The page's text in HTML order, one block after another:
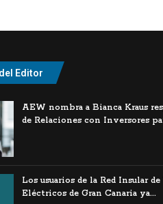
Editor
AEW nombra a Bianca Kraus
de Relaciones con Inversores
Los usuarios de la Red Insular
Eléctricos de Gran Canaria ya...